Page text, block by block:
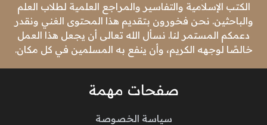
الكتب الإسلامية والتفاسير والمراجع العلمية لطلاب العلم
والباحثين. نحن فخورون بتقديم هذا المحتوى الغني ونقدر
دعمكم المستمر لنا. نسأل الله تعالى أن يجعل هذا العمل
خالصًا لوجهه الكريم، وأن ينفع به المسلمين في كل مكان.
صفحات مهمة
سياسة الخصوصة